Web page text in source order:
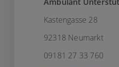
Kastengasse 28
92318 Neumarkt
09181 27 33 760